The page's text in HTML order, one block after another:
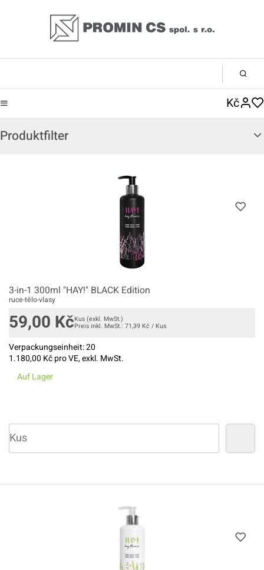
Kč
Produktfilter
3-in-1 300ml "HAY!" BLACK Edition
ruce-tělo-vlasy
59,00 KčKus (exkl. MwSt.)
Preis inkl. MwSt.: 71,39 Kč / Kus
Verpackungseinheit:20
1.180,00 Kč pro VE, exkl. MwSt.
Auf Lager